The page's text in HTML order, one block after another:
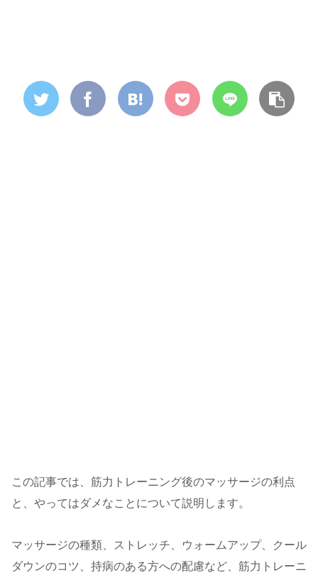
この記事では、筋力トレーニング後のマッサージの利点
と、やってはダメなことについて説明します。
マッサージの種類、ストレッチ、ウォームアップ、クール
ダウンのコツ、持病のある方への配慮など、筋力トレーニ